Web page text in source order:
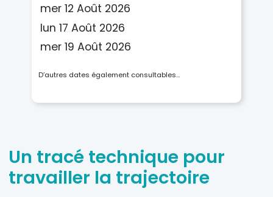
mer 12 Août 2026
lun 17 Août 2026
mer 19 Août 2026
D’autres dates également consultables…
Un tracé technique pour
travailler la trajectoire